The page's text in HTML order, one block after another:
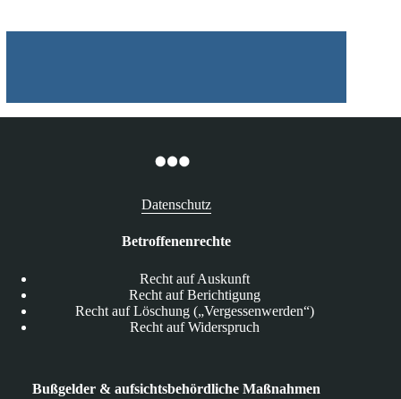
Datenschutz
Betroffenenrechte
Recht auf Auskunft
Recht auf Berichtigung
Recht auf Löschung („Vergessenwerden“)
Recht auf Widerspruch
Bußgelder & aufsichtsbehördliche Maßnahmen